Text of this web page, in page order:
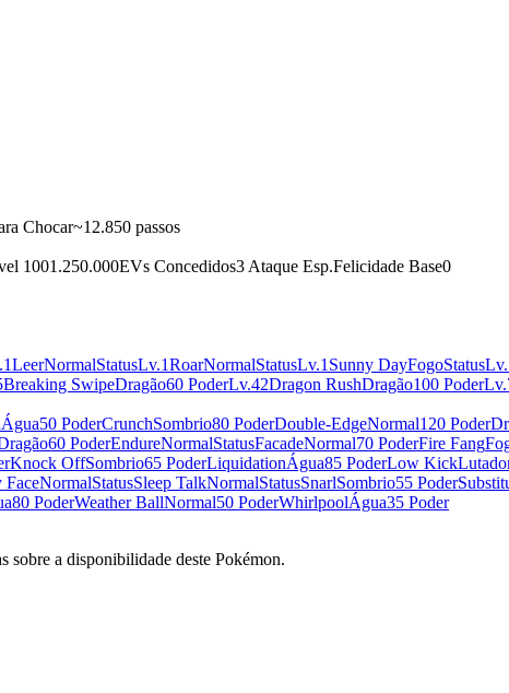
Chocar~12.850 passos
1001.250.000EVs Concedidos3 Ataque Esp.Felicidade Base0
LeerNormalStatusLv.1RoarNormalStatusLv.1 Sunny DayFogoStatus
Breaking SwipeDragão60 PoderLv.42Dragon RushDragão100 Poder
Água50 PoderCrunchSombrio80 PoderDouble-EdgeNormal120 Poder
60 PoderEndureNormalStatusFacadeNormal70 PoderFire Fang
Knock OffSombrio65 PoderLiquidationÁgua85 PoderLow Kick
FaceNormalStatusSleep TalkNormalStatusSnarlSombrio55 Poder
80 PoderWeather BallNormal50 PoderWhirlpoolÁgua35 Poder
sobre a disponibilidade deste Pokémon.